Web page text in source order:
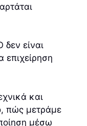
είναι
επιχείρηση
και
πώς μετράμε
μέσω